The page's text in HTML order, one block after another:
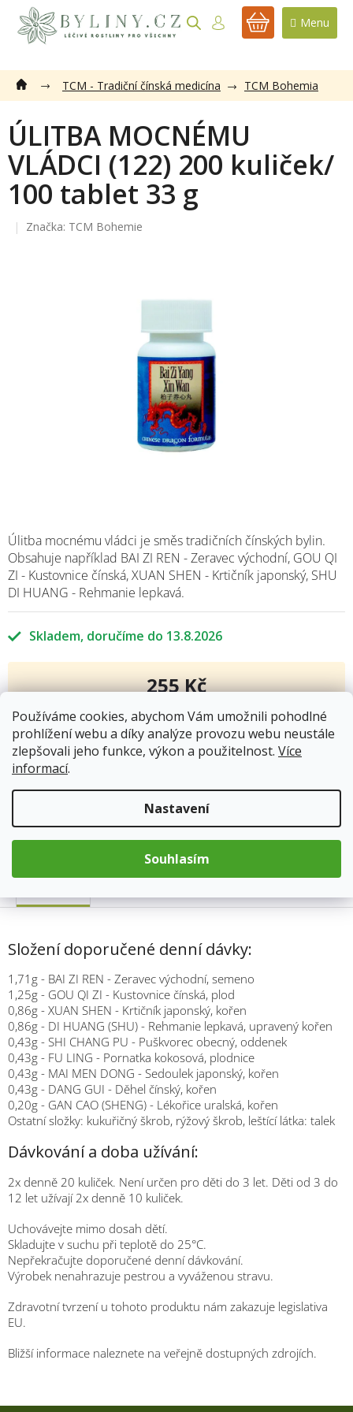
Používáme cookies, abychom Vám umožnili pohodlné
prohlížení webu a díky analýze provozu webu neustále
zlepšovali jeho funkce, výkon a použitelnost. Více
informací.
Nastavení
Souhlasím
obsah
NÁKUPNÍ
TCM - Tradiční čínská medicína TCM Bohemia
ÚLITBA MOCNÉMU
VLÁDCI (122) 200 kuliček/
100 tablet 33 g
Značka: TCM Bohemie
Skladem 13.8.2026
Úlitba mocnému vládci je směs tradičních čínských bylin.
Obsahuje například BAI ZI REN - Zeravec východní, GOU QI
ZI - Kustovnice čínská, XUAN SHEN - Krtičník japonský, SHU
DI HUANG - Rehmanie lepkavá.
TCM Bohemia
255 Kč
cena:
Přidat do košíku
Složení doporučené denní dávky:
1,71g - BAI ZI REN - Zeravec východní, semeno
1,25g - GOU QI ZI - Kustovnice čínská, plod
0,86g - XUAN SHEN - Krtičník japonský, kořen
0,86g - DI HUANG (SHU) - Rehmanie lepkavá, upravený kořen
0,43g - SHI CHANG PU - Puškvorec obecný, oddenek
0,43g - FU LING - Pornatka kokosová, plodnice
0,43g - MAI MEN DONG - Sedoulek japonský, kořen
0,43g - DANG GUI - Děhel čínský, kořen
0,20g - GAN CAO (SHENG) - Lékořice uralská, kořen
Ostatní složky: kukuřičný škrob, rýžový škrob, leštící látka: talek
Dávkování a doba užívání:
2x denně 20 kuliček. Není určen pro děti do 3 let. Děti od 3 do
12 let užívají 2x denně 10 kuliček.
Uchovávejte mimo dosah dětí.
Skladujte v suchu při teplotě do 25°C.
Nepřekračujte doporučené denní dávkování.
Výrobek nenahrazuje pestrou a vyváženou stravu.
Zdravotní tvrzení u tohoto produktu nám zakazuje legislativa
EU.
Bližší informace naleznete na veřejně dostupných zdrojích.